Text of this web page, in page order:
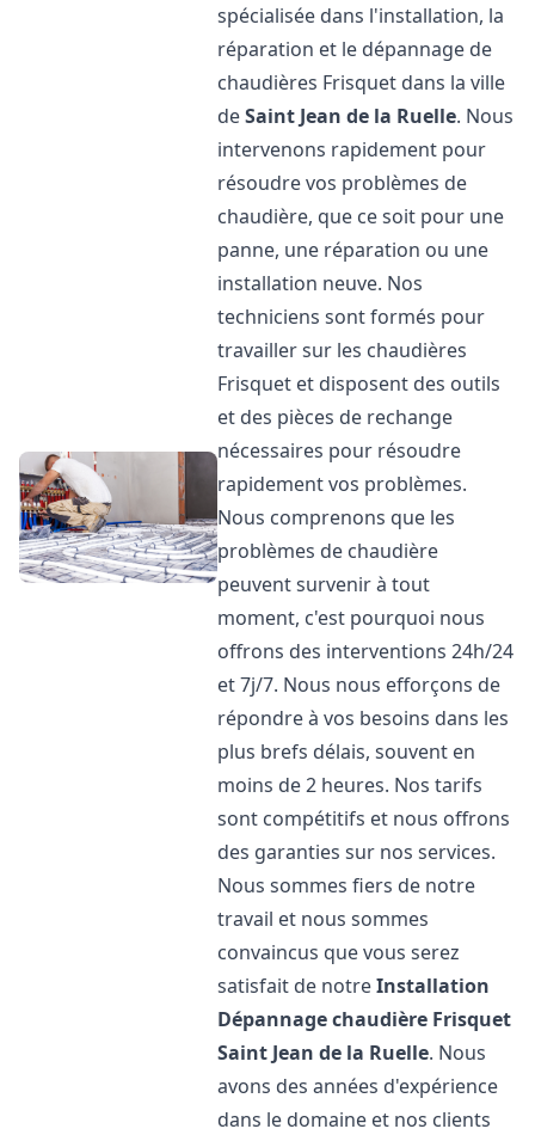
spécialisée dans l'installation, la
réparation et le dépannage de
chaudières Frisquet dans la ville
deSaint Jean de la Ruelle. Nous
intervenons rapidement pour
résoudre vos problèmes de
chaudière, que ce soit pour une
panne, une réparation ou une
installation neuve. Nos
techniciens sont formés pour
travailler sur les chaudières
Frisquet et disposent des outils
et des pièces de rechange
nécessaires pour résoudre
rapidement vos problèmes.
Nous comprenons que les
problèmes de chaudière
peuvent survenir à tout
moment, c'est pourquoi nous
offrons des interventions 24h/24
et 7j/7. Nous nous efforçons de
répondre à vos besoins dans les
plus brefs délais, souvent en
moins de 2 heures. Nos tarifs
sont compétitifs et nous offrons
des garanties sur nos services.
Nous sommes fiers de notre
travail et nous sommes
convaincus que vous serez
satisfait de notreInstallation
Dépannage chaudière Frisquet
Saint Jean de la Ruelle. Nous
avons des années d'expérience
dans le domaine et nos clients